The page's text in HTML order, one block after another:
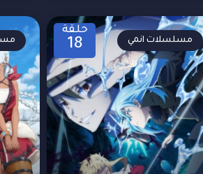
حلقة
18 مسلسلات انمي